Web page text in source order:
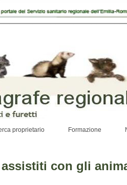
proprietario Formazione
con gli